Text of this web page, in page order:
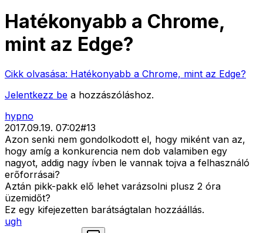
Hatékonyabb a Chrome,
mint az Edge?
Cikk olvasása: Hatékonyabb a Chrome, mint az Edge?
Jelentkezz be a hozzászóláshoz.
hypno
2017.09.19. 07:02#13
Azon senki nem gondolkodott el, hogy miként van az,
hogy amíg a konkurencia nem dob valamiben egy
nagyot, addig nagy ívben le vannak tojva a felhasználó
erőforrásai?
Aztán pikk-pakk elő lehet varázsolni plusz 2 óra
üzemidőt?
Ez egy kifejezetten barátságtalan hozzáállás.
ugh